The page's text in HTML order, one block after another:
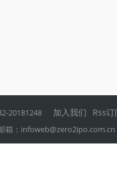
20181248 加入我们 Rss订
箱： infoweb@zero2ipo.com.cn